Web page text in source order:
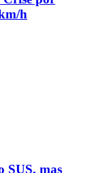
h
SUS, mas